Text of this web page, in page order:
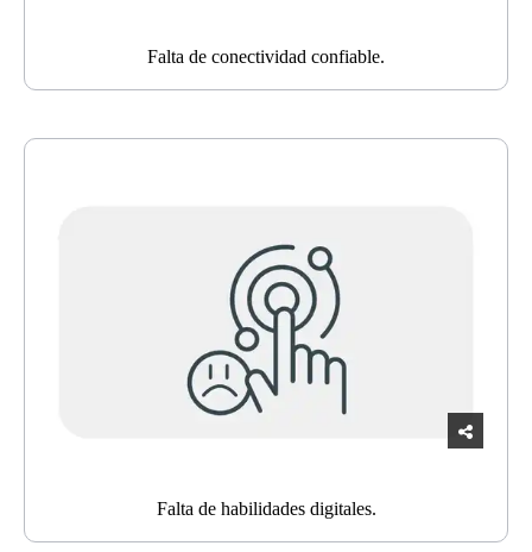
Falta de conectividad confiable.
Falta de habilidades digitales.